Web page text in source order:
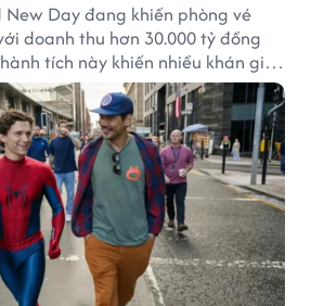
Day đang khiến phòng vé
doanh thu hơn 30.000 tỷ đồng
tích này khiến nhiều khán giả
mới của Tom Holland có thể
Home từng thiết lập hay không.